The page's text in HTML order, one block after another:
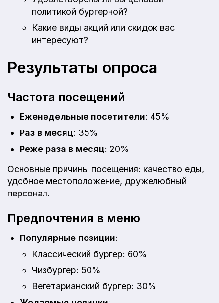
политикой бургерной?
Какие виды акций или скидок вас
интересуют?
Результаты опроса
Частота посещений
Еженедельные посетители: 45%
Раз в месяц: 35%
Реже раза в месяц: 20%
Основные причины посещения: качество еды,
удобное местоположение, дружелюбный
персонал.
Предпочтения в меню
Популярные позиции:
Классический бургер: 60%
Чизбургер: 50%
Вегетарианский бургер: 30%